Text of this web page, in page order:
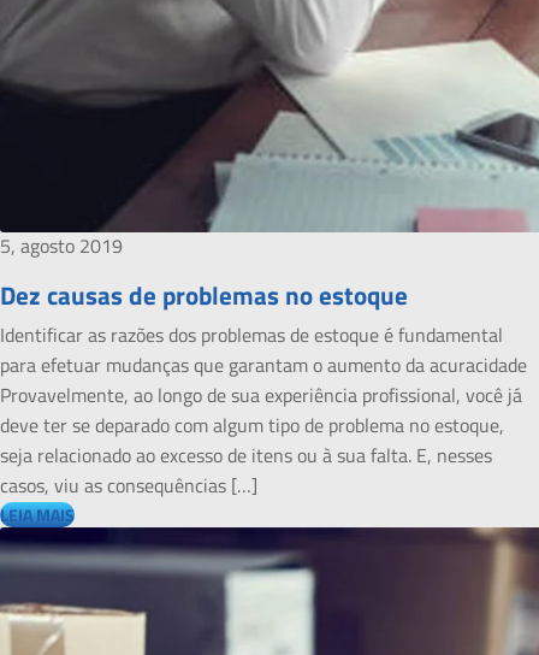
5, agosto 2019
Dez causas de problemas no estoque
Identificar as razões dos problemas de estoque é fundamental
para efetuar mudanças que garantam o aumento da acuracidade
Provavelmente, ao longo de sua experiência profissional, você já
deve ter se deparado com algum tipo de problema no estoque,
seja relacionado ao excesso de itens ou à sua falta. E, nesses
casos, viu as consequências […]
LEIA MAIS